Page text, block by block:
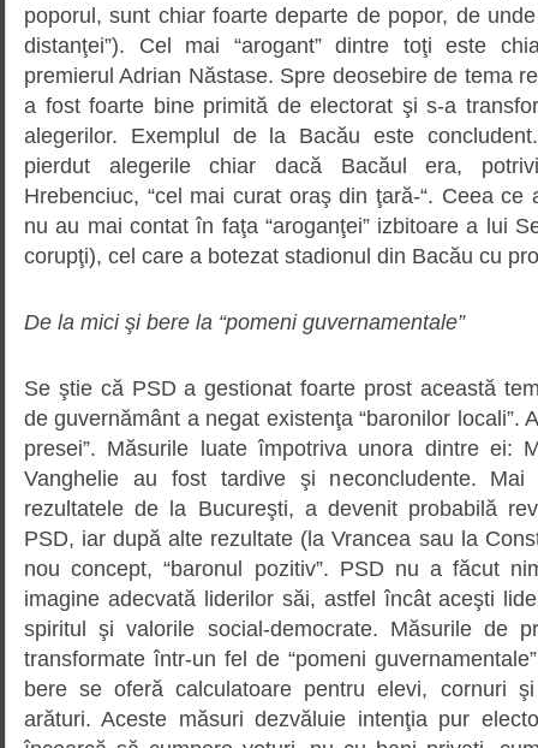
poporul, sunt chiar foarte departe de popor, de unde
distanţei”). Cel mai “arogant” dintre toţi este
premierul Adrian Năstase. Spre deosebire de tema
a fost foarte bine primită de electorat şi s-a
alegerilor. Exemplul de la Bacău este
pierdut alegerile chiar dacă Bacăul era,
Hrebenciuc, “cel mai curat oraş din ţară-“. Ceea ce
nu au mai contat în faţa “aroganţei” izbitoare a lui
corupţi), cel care a botezat stadionul din Bacău cu
De la mici şi bere la “pomeni guvernamentale”
Se ştie că PSD a gestionat foarte prost această
de guvernământ a negat existenţa “baronilor locali”.
presei”. Măsurile luate împotriva unora dintre ei:
Vanghelie au fost tardive şi neconcludente.
rezultatele de la Bucureşti, a devenit probabilă
PSD, iar după alte rezultate (la Vrancea sau la
nou concept, “baronul pozitiv”. PSD nu a făcut
imagine adecvată liderilor săi, astfel încât aceşti
spiritul şi valorile social-democrate. Măsurile de
transformate într-un fel de “pomeni
bere se oferă calculatoare pentru elevi, cornuri
arături. Aceste măsuri dezvăluie intenţia pur